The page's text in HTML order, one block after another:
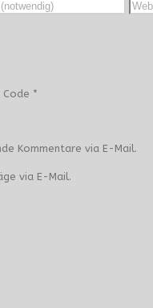
Code *
Kommentare via E-Mail.
via E-Mail.